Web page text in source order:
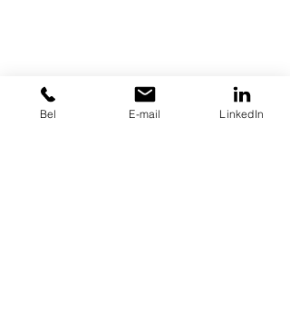
Bel E-mail LinkedIn